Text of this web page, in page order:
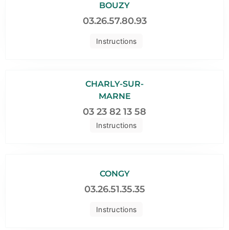
Instructions
BOUZY
03.26.57.80.93
Instructions
CHARLY-SUR-
MARNE
03 23 82 13 58
Instructions
CONGY
03.26.51.35.35